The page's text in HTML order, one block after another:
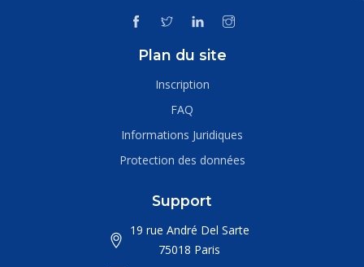
Plan du site
Inscription
FAQ
Informations Juridiques
Protection des données
Support
19 rue André Del Sarte
75018 Paris